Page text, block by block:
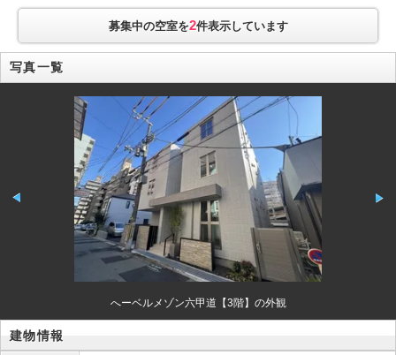
募集中の空室を2件表示しています
写真一覧
へーベルメゾン六甲道【3階】の外観
建物情報